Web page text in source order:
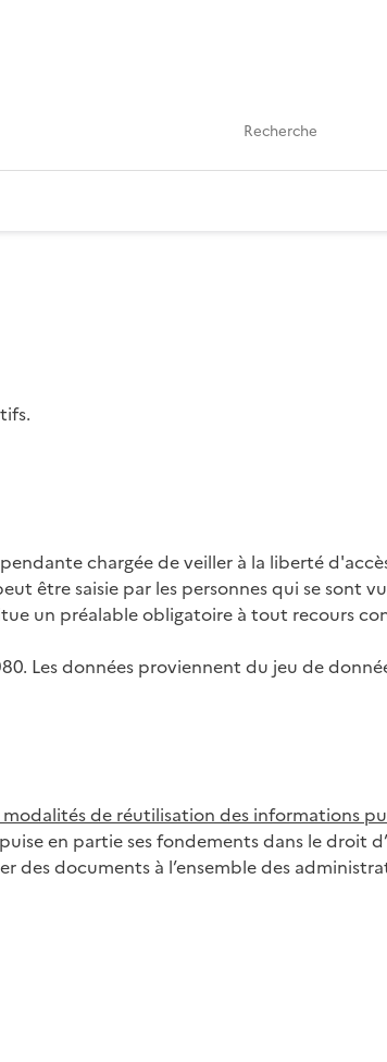
chargée de veiller à la liberté
être saisie par les personnes qui se sont
un préalable obligatoire à tout recours
Les données proviennent du jeu de
de réutilisation des informations
en partie ses fondements dans le droit
des documents à l’ensemble des